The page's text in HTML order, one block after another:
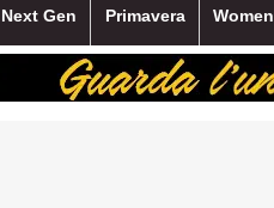
Gen Primavera Women